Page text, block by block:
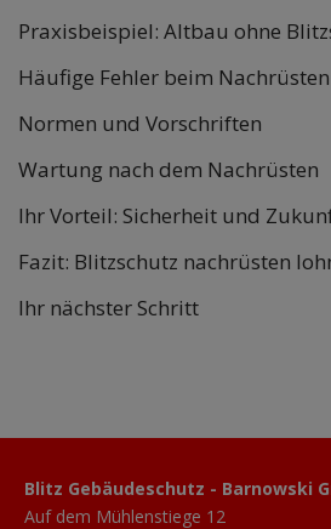
Praxisbeispiel: Altbau ohne
Häufige Fehler beim Nachrüsten
Normen und Vorschriften
Wartung nach dem Nachrüsten
Ihr Vorteil: Sicherheit und
Fazit: Blitzschutz nachrüsten
Ihr nächster Schritt
Blitz Gebäudeschutz - Barnowski
Auf dem Mühlenstiege 12